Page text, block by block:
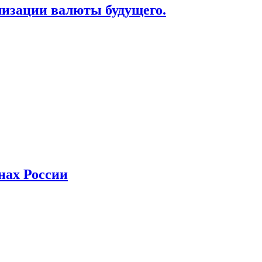
валюты будущего.
России